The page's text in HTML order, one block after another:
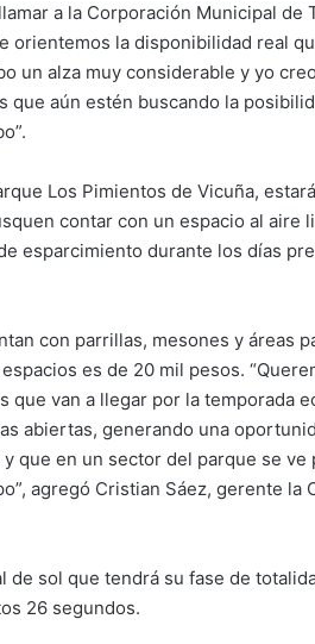
a la Corporación Municipal de
orientemos la disponibilidad real
un alza muy considerable y yo
que aún estén buscando la
Los Pimientos de Vicuña,
contar con un espacio al aire
esparcimiento durante los días
con parrillas, mesones y áreas
es de 20 mil pesos.
van a llegar por la temporada
abiertas, generando una
que en un sector del parque se ve
agregó Cristian Sáez, gerente la
sol que tendrá su fase de
26 segundos.